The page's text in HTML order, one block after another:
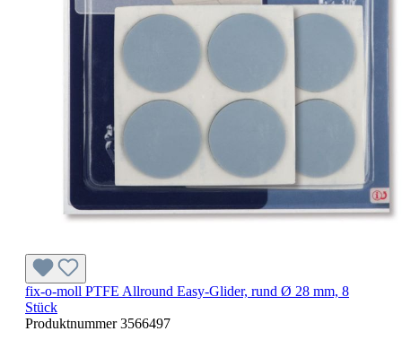
fix-o-moll PTFE Allround Easy-Glider, rund Ø 28 mm, 8
Stück
Produktnummer3566497